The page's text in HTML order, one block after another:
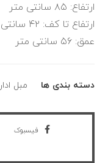
ارتفاع: ۸۵ سانتی متر
ارتفاع تا کف: ۴۲ سانتی متر
عمق: ۵۶ سانتی متر
دسته بندی ها مبل
فیسبوک